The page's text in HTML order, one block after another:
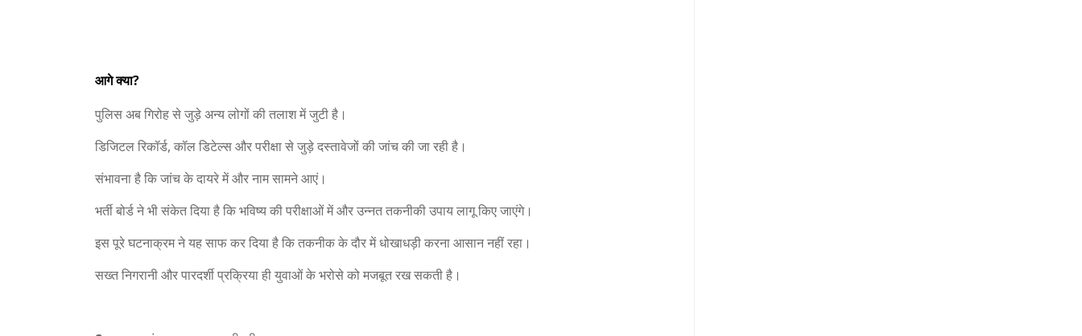
आगे क्या?
पुलिस अब गिरोह से जुड़े अन्य लोगों की तलाश में जुटी है।
डिजिटल रिकॉर्ड, कॉल डिटेल्स और परीक्षा से जुड़े दस्तावेजों की जांच की जा रही है।
संभावना है कि जांच के दायरे में और नाम सामने आएं।
भर्ती बोर्ड ने भी संकेत दिया है कि भविष्य की परीक्षाओं में और उन्नत तकनीकी उपाय लागू किए जाएंगे।
इस पूरे घटनाक्रम ने यह साफ कर दिया है कि तकनीक के दौर में धोखाधड़ी करना आसान नहीं रहा।
सख्त निगरानी और पारदर्शी प्रक्रिया ही युवाओं के भरोसे को मजबूत रख सकती है।